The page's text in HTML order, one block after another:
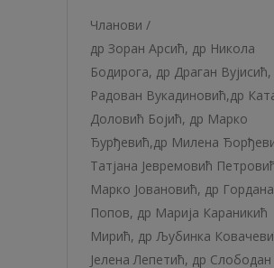
Чланови /
др Зоран Арсић, др Никола
Бодирога, др Драган Вујисић,
Радован Вукадиновић,др
Доловић Бојић, др Марко
Ђурђевић,др Милена
Татјана Јевремовић
Марко Јовановић, др
Попов, др Марија Караникић
Мирић, др Љубинка
Јелена Лепетић, др Слободан